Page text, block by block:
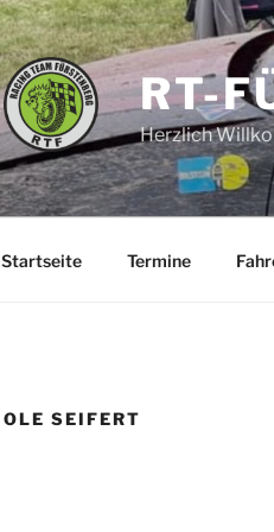
RT-
Herzlich
Startseite Termine
OLE SEIFERT